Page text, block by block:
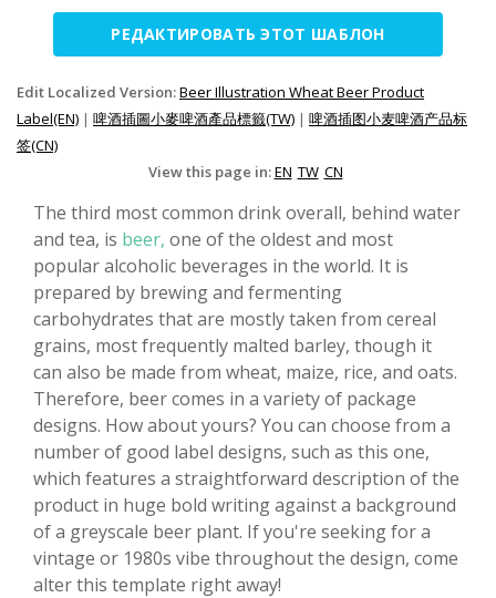
РЕДАКТИРОВАТЬ ЭТОТ ШАБЛОН
Edit Localized Version:Beer Illustration Wheat Beer Product
Label(EN) | 啤酒插圖小麥啤酒產品標籤(TW) | 啤酒插图小麦啤酒产品标
签(CN)
View this page in:EN TW CN
The third most common drink overall, behind water
and tea, is beer, one of the oldest and most
popular alcoholic beverages in the world. It is
prepared by brewing and fermenting
carbohydrates that are mostly taken from cereal
grains, most frequently malted barley, though it
can also be made from wheat, maize, rice, and oats.
Therefore, beer comes in a variety of package
designs. How about yours? You can choose from a
number of good label designs, such as this one,
which features a straightforward description of the
product in huge bold writing against a background
of a greyscale beer plant. If you're seeking for a
vintage or 1980s vibe throughout the design, come
alter this template right away!